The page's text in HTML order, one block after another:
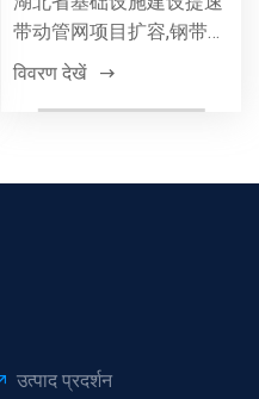
带动管网项目扩容,钢带管
材因高强度、耐腐蚀等优
विवरण देखें
उत्पाद प्रदर्शन